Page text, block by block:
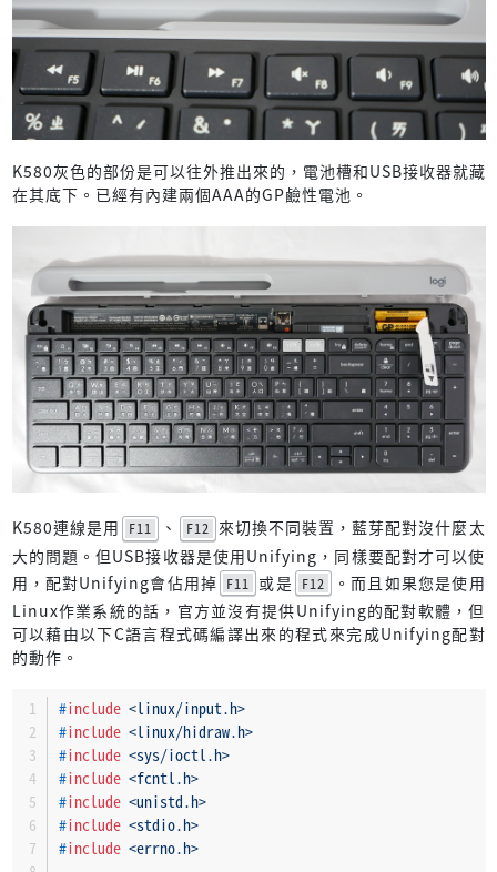
K580灰色的部份是可以往外推出來的，電池槽和USB接收器就藏
在其底下。已經有內建兩個AAA的GP鹼性電池。
K580連線是用 F11 、 F12 來切換不同裝置，藍芽配對沒什麼太
大的問題。但USB接收器是使用Unifying，同樣要配對才可以使
用，配對Unifying會佔用掉 F11 或是 F12
。而且如果您是使用
Linux作業系統的話，官方並沒有提供Unifying的配對軟體，但
可以藉由以下C語言程式碼編譯出來的程式來完成Unifying配對
的動作。
#include <linux/input.h>
#include <linux/hidraw.h>
#include <sys/ioctl.h>
#include <fcntl.h>
#include <unistd.h>
#include <stdio.h>
#include <errno.h>